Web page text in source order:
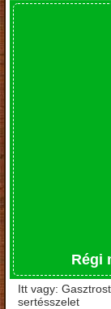
Régi
Itt vagy:
sertésszelet